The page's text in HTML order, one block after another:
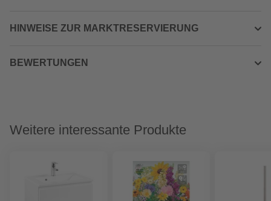
HINWEISE ZUR MARKTRESERVIERUNG
BEWERTUNGEN
Weitere interessante Produkte